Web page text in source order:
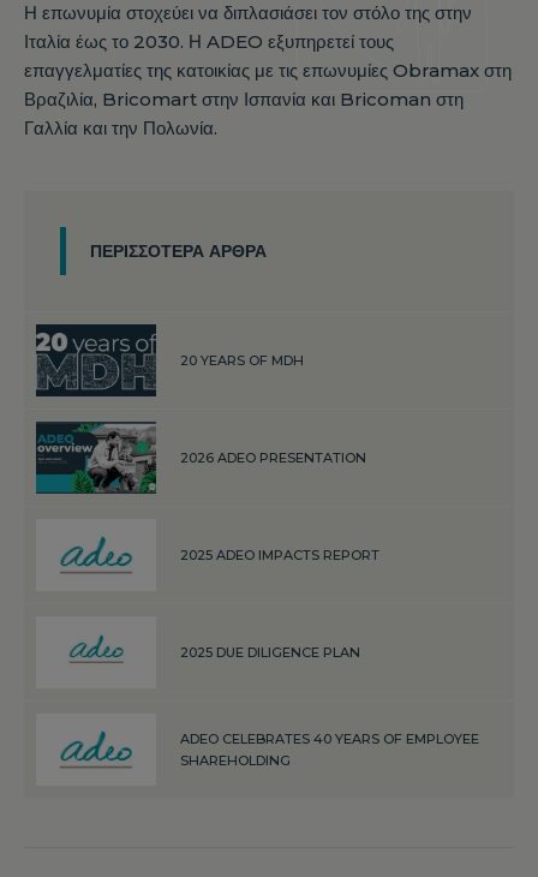
Η επωνυμία στοχεύει να διπλασιάσει τον στόλο της στην
Ιταλία έως το 2030. Η ADEO εξυπηρετεί τους
επαγγελματίες της κατοικίας με τις επωνυμίες Obramax στη
Βραζιλία, Bricomart στην Ισπανία και Bricoman στη
Γαλλία και την Πολωνία.
ΠΕΡΙΣΣΌΤΕΡΑ ΆΡΘΡΑ
20 YEARS OF MDH
2026 ADEO PRESENTATION
2025 ADEO IMPACTS REPORT
2025 DUE DILIGENCE PLAN
ADEO CELEBRATES 40 YEARS OF EMPLOYEE
SHAREHOLDING